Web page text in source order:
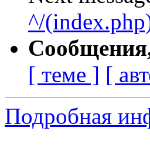
^/
[ теме ] [
Подробная